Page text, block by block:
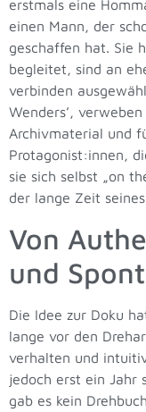
erstmals eine
einen Mann, der
geschaffen hat. Sie
begleitet, sind an
verbinden
Wenders’,
Archivmaterial und
Protagonist:innen,
sie sich selbst „on
der lange Zeit
Von
und
Die Idee zur Doku
lange vor den
verhalten und
jedoch erst ein Jahr
gab es kein